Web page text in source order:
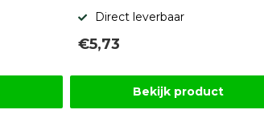
Direct leverbaar
€5,73
Bekijk product